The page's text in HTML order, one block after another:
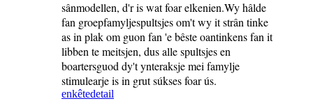
sânmodellen, d'r is wat foar elkenien.Wy hâlde
fan groepfamyljespultsjes om't wy it strân tinke
as in plak om guon fan 'e bêste oantinkens fan it
libben te meitsjen, dus alle spultsjes en
boartersguod dy't ynteraksje mei famylje
stimulearje is in grut súkses foar ús.
enkêtedetail